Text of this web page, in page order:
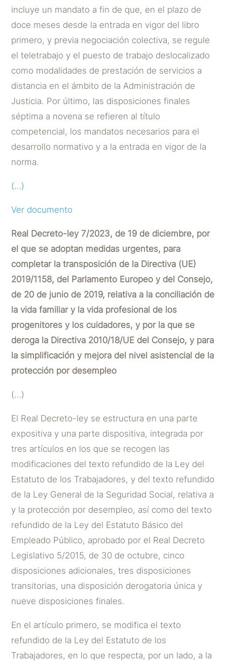
incluye un mandato a fin de que, en el plazo de
doce meses desde la entrada en vigor del libro
primero, y previa negociación colectiva, se regule
el teletrabajo y el puesto de trabajo deslocalizado
como modalidades de prestación de servicios a
distancia en el ámbito de la Administración de
Justicia. Por último, las disposiciones finales
séptima a novena se refieren al título
competencial, los mandatos necesarios para el
desarrollo normativo y a la entrada en vigor de la
norma.
(…)
Ver documento
Real Decreto-ley 7/2023, de 19 de diciembre, por
el que se adoptan medidas urgentes, para
completar la transposición de la Directiva (UE)
2019/1158, del Parlamento Europeo y del Consejo,
de 20 de junio de 2019, relativa a la conciliación de
la vida familiar y la vida profesional de los
progenitores y los cuidadores, y por la que se
deroga la Directiva 2010/18/UE del Consejo, y para
la simplificación y mejora del nivel asistencial de la
protección por desempleo
(…)
El Real Decreto-ley se estructura en una parte
expositiva y una parte dispositiva, integrada por
tres artículos en los que se recogen las
modificaciones del texto refundido de la Ley del
Estatuto de los Trabajadores, y del texto refundido
de la Ley General de la Seguridad Social, relativa a
y la protección por desempleo, así como del texto
refundido de la Ley del Estatuto Básico del
Empleado Público, aprobado por el Real Decreto
Legislativo 5/2015, de 30 de octubre, cinco
disposiciones adicionales, tres disposiciones
transitorias, una disposición derogatoria única y
nueve disposiciones finales.
En el artículo primero, se modifica el texto
refundido de la Ley del Estatuto de los
Trabajadores, en lo que respecta, por un lado, a la